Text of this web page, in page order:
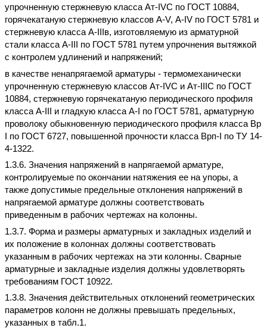
упрочненную стержневую класса Ат-IVС по ГОСТ 10884,
горячекатаную стержневую классов А-V, А-IV по ГОСТ 5781 и
стержневую класса А-IIIв, изготовляемую из арматурной
стали класса А-III по ГОСТ 5781 путем упрочнения вытяжкой
с контролем удлинений и напряжений;
в качестве ненапрягаемой арматуры - термомеханически
упрочненную стержневую классов Ат-IVС и Ат-IIIС по ГОСТ
10884, стержневую горячекатаную периодического профиля
класса А-III и гладкую класса А-I по ГОСТ 5781, арматурную
проволоку обыкновенную периодического профиля класса Вр
I по ГОСТ 6727, повышенной прочности класса Врп-I по ТУ 14-
4-1322.
1.3.6. Значения напряжений в напрягаемой арматуре,
контролируемые по окончании натяжения ее на упоры, а
также допустимые предельные отклонения напряжений в
напрягаемой арматуре должны соответствовать
приведенным в рабочих чертежах на колонны.
1.3.7. Форма и размеры арматурных и закладных изделий и
их положение в колоннах должны соответствовать
указанным в рабочих чертежах на эти колонны. Сварные
арматурные и закладные изделия должны удовлетворять
требованиям ГОСТ 10922.
1.3.8. Значения действительных отклонений геометрических
параметров колонн не должны превышать предельных,
указанных в табл.1.